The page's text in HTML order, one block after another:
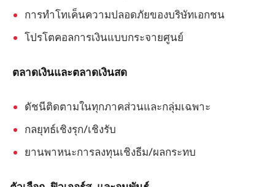
การทำโทเค็นความปลอดภัยของบริษัทเอกชน
โปรโตคอลการเงินแบบกระจายศูนย์
ตลาดเงินและตลาดเงินสด
ดัชนีติดตามในทุกภาคส่วนและกลุ่มเฉพาะ
กลยุทธ์เชิงรุก/เชิงรับ
ยานพาหนะการลงทุนเชิงธีม/ผลกระทบ